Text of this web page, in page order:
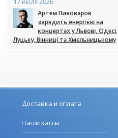
Артем Пивоваров
зарядить енергією на
концертах у Львові, Одесі,
Луцьку, Вінниці та Хмельницькому
Доставка и оплата
Наши кассы